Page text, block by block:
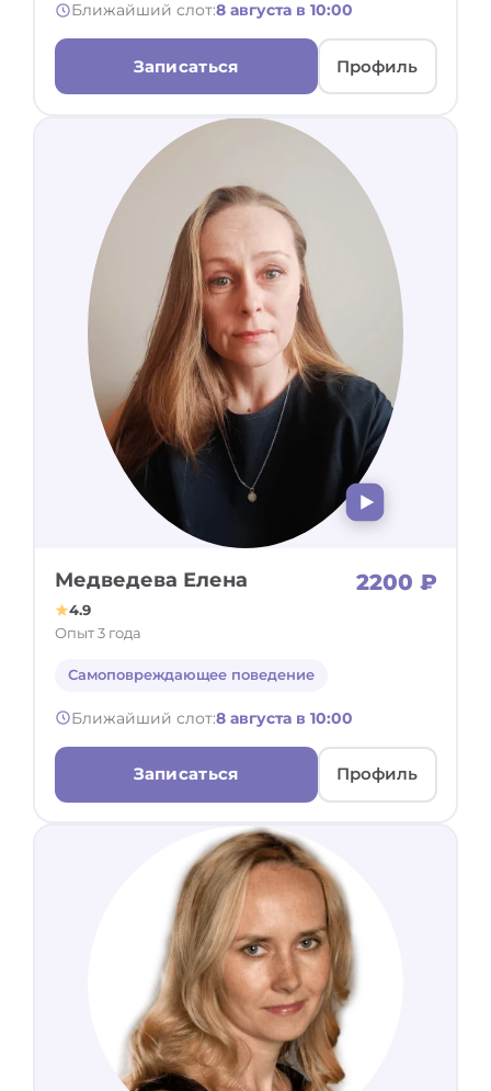
Ближайший слот:8 августа в 10:00
Записаться Профиль
Медведева Елена 2200 ₽
4.9
Опыт 3 года
Самоповреждающее поведение
Ближайший слот:8 августа в 10:00
Записаться Профиль